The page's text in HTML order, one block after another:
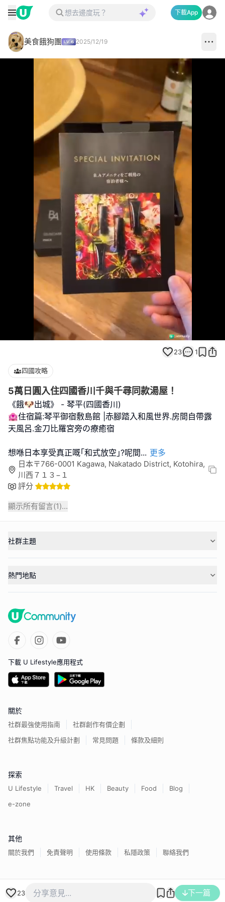
下載App
美食餓狗團 2025/12/19
Loaded
70.00%
23 1
四國攻略
5萬日圓入住四國香川千與千尋同款湯屋！
《餓🐶出城》 - 琴平(四國香川)
🏩住宿篇:琴平御宿敷島館 |赤腳踏入和風世界.房間自帶露
天風呂.金刀比羅宮旁の療癒宿
想喺日本享受真正嘅｢和式放空｣?呢間... 更多
日本〒766-0001 Kagawa, Nakatado District, Kotohira,
川西７１３−１
評分
顯示所有留言(1)...
23 下一篇
社群主題
熱門地點
下載 U Lifestyle應用程式
關於
社群最強使用指南
社群創作有價企劃
社群焦點功能及升級計劃
常見問題 條款及細則
探索
U Lifestyle Travel HK Beauty Food
Blog
e-zone
其他
關於我們 免責聲明 使用條款 私隱政策 聯絡我們
香港經濟日報版權所有©